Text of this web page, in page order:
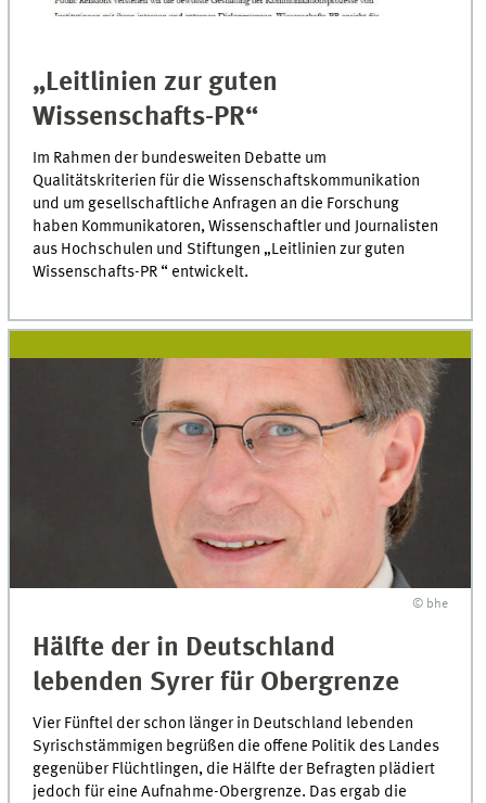
„Leitlinien zur guten
Wissenschafts-PR“
Im Rahmen der bundesweiten Debatte um
Qualitätskriterien für die Wissenschaftskommunikation
und um gesellschaftliche Anfragen an die Forschung
haben Kommunikatoren, Wissenschaftler und Journalisten
aus Hochschulen und Stiftungen „Leitlinien zur guten
Wissenschafts-PR “ entwickelt.
© bhe
Hälfte der in Deutschland
lebenden Syrer für Obergrenze
Vier Fünftel der schon länger in Deutschland lebenden
Syrischstämmigen begrüßen die offene Politik des Landes
gegenüber Flüchtlingen, die Hälfte der Befragten plädiert
jedoch für eine Aufnahme-Obergrenze. Das ergab die